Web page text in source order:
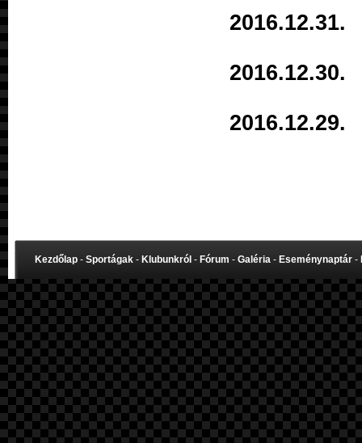
Kezdőlap - Sportágak - Klubunkról - Fórum - Galéria - Eseménynaptár -